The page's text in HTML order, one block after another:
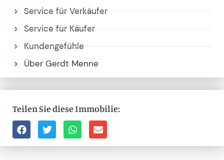
Service für Verkäufer
Service für Käufer
Kundengefühle
Über Gerdt Menne
Teilen Sie diese Immobilie: